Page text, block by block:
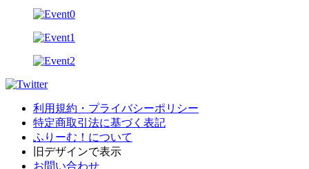
利用規約・プライバシーポリシー
特定商取引法に基づく表記
ふりーむ！について
旧デザインで表示
お問い合わせ